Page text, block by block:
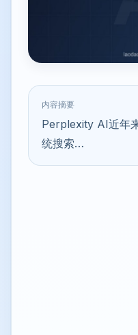
内容摘要
Perplexity AI近年
统搜索…